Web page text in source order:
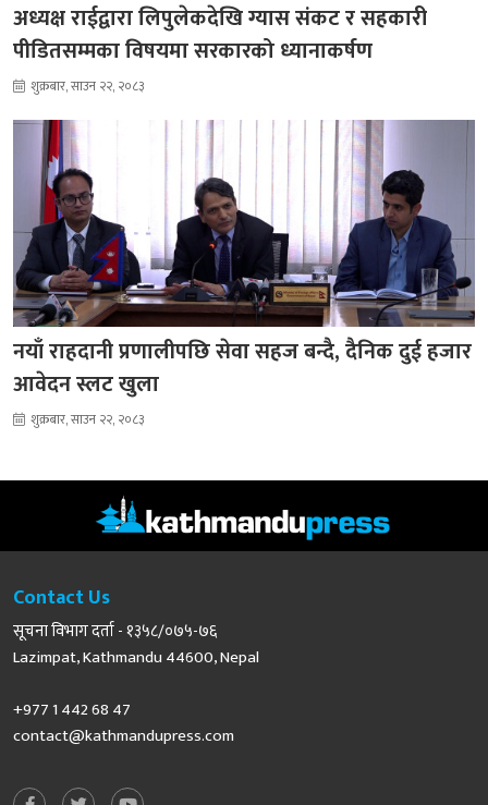
अध्यक्ष राईद्वारा लिपुलेकदेखि ग्यास संकट र सहकारी
पीडितसम्मका विषयमा सरकारको ध्यानाकर्षण
शुक्रबार, साउन २२, २०८३
नयाँ राहदानी प्रणालीपछि सेवा सहज बन्दै, दैनिक दुई हजार
आवेदन स्लट खुला
शुक्रबार, साउन २२, २०८३
Contact Us
सूचना विभाग दर्ता - १३५८/०७५-७६
Lazimpat, Kathmandu 44600, Nepal
+977 1 442 68 47
contact@kathmandupress.com